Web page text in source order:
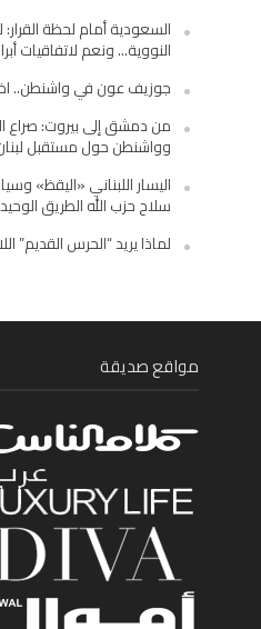
السعودية أمام لحظة
النووية… ونعم لاتفاقيات
جوزيف عون في واشنطن..
من دمشق إلى بيروت: صراع
وواشنطن حول مستقبل
اليسار اللبناني «اليقظ»
سلاح حزب الله الطريق
لماذا يريد “الحرس القديم”
مواقع صديقة